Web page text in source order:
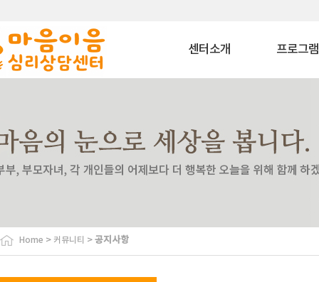
센터소개
비젼
이용안내
찾아오시는길
프로그램
상담교육 프로
특화 프로그
심리평가 프로
특수교육대상자
협력기관
Home > 커뮤니티 >공지사항